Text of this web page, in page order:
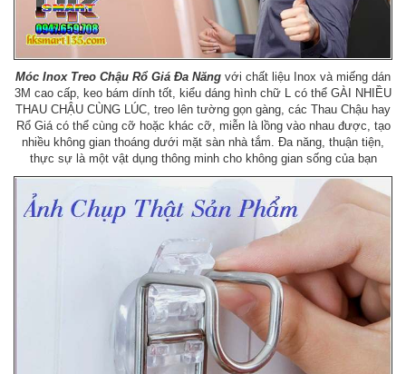
Móc Inox Treo Chậu Rổ Giá Đa Năng với chất liệu Inox và miếng dán
3M cao cấp, keo bám dính tốt, kiểu dáng hình chữ L có thể GÀI NHIỀU
THAU CHẬU CÙNG LÚC, treo lên tường gọn gàng, các Thau Chậu hay
Rổ Giá có thể cùng cỡ hoặc khác cỡ, miễn là lồng vào nhau được, tạo
nhiều không gian thoáng dưới mặt sàn nhà tắm. Đa năng, thuận tiện,
thực sự là một vật dụng thông minh cho không gian sống của bạn